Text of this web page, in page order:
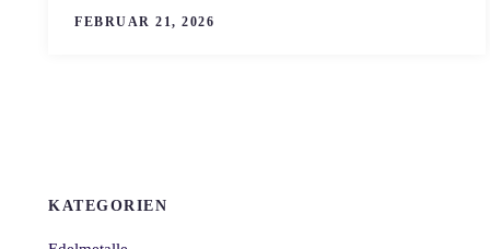
FEBRUAR 21, 2026
KATEGORIEN